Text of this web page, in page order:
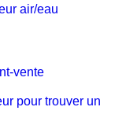
air/eau
vente
pour trouver un